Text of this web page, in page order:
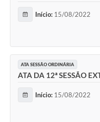
Início: 15/08/2022
ATA SESSÃO ORDINÁRIA
ATA DA 12ª SESSÃO
Início: 15/08/2022